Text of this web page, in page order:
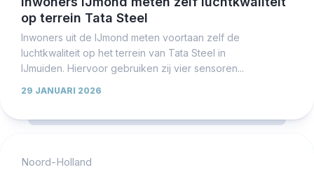
op terrein Tata Steel
Inwoners uit de IJmond meten voortaan zelf de
luchtkwaliteit op het terrein van Tata Steel in
IJmuiden. Hiervoor gebruiken zij vier sensoren...
29 JANUARI 2026
Noord-Holland